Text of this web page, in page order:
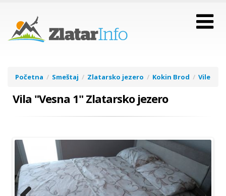
Početna Smeštaj Zlatarsko jezero Kokin Brod Vile
Vila "Vesna 1" Zlatarsko jezero